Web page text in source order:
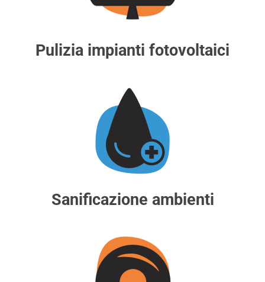
Pulizia impianti fotovoltaici
Sanificazione ambienti